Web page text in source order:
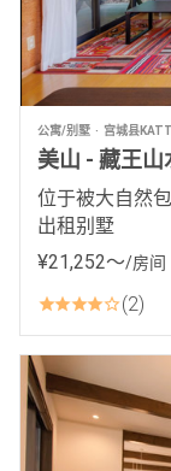
公寓/别墅 宫城县
美山 - 藏王
位于被大自然
出租别墅
¥21,252〜/房间
2